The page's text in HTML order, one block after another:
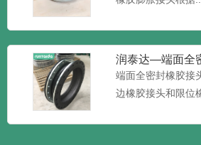
润泰达—端面全
加限位橡胶接头
端面全密封橡胶接
边橡胶接头和限位